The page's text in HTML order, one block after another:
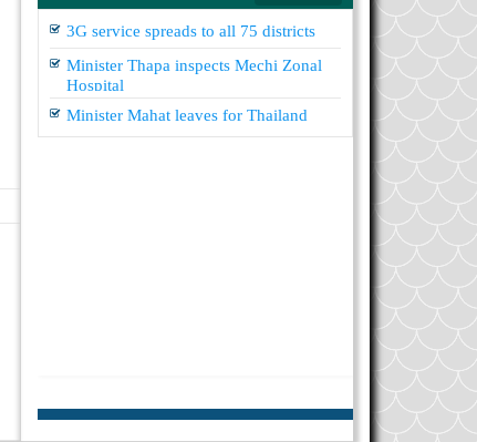
Dec
सामुदायिक स्वास्थ्य सेवालाई प्रभावकारी
बनाइनुपर्ने
09
3G service spreads to all 75 districts
Minister Thapa inspects Mechi Zonal
Hospital
Minister Mahat leaves for Thailand